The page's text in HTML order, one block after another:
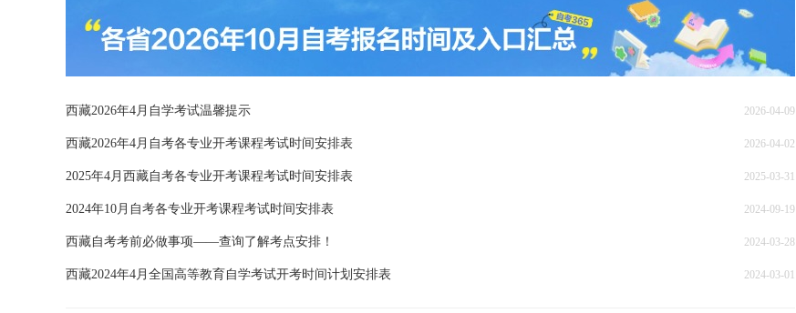
西藏2026年4月自学考试温馨提示 2026-04-09
西藏2026年4月自考各专业开考课程考试时间安排表 2026-04-02
2025年4月西藏自考各专业开考课程考试时间安排表 2025-03-31
2024年10月自考各专业开考课程考试时间安排表 2024-09-19
西藏自考考前必做事项——查询了解考点安排！ 2024-03-28
西藏2024年4月全国高等教育自学考试开考时间计划安排表 2024-03-01